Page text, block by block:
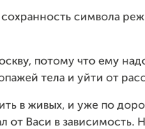
символа
потому что ему
тела и уйти от
в живых, и уже по
от Васи в зависимость.